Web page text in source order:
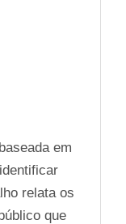
em
relata os
que